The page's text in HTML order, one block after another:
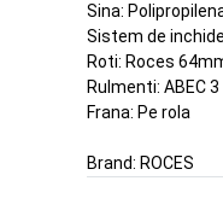
Sina:
Sistem de
Roti: Roces
Rulmenti: ABEC 3
Frana: Pe rola
Brand: ROCES